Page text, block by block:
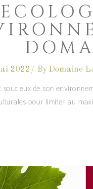
2022 By Domaine
de son
pour limiter au